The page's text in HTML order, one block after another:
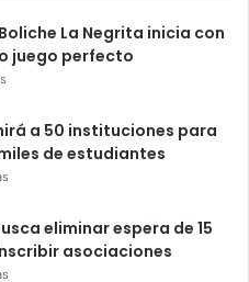
La Negrita inicia con
juego perfecto
a 50 instituciones para
de estudiantes
eliminar espera de 15
asociaciones